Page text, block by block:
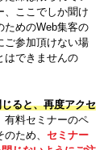
、ここでしか聞け
ためのWeb集客の
ご参加頂けない場
はできませんの
ると、再度アクセ
料セミナーのペ
のため、 セミナー